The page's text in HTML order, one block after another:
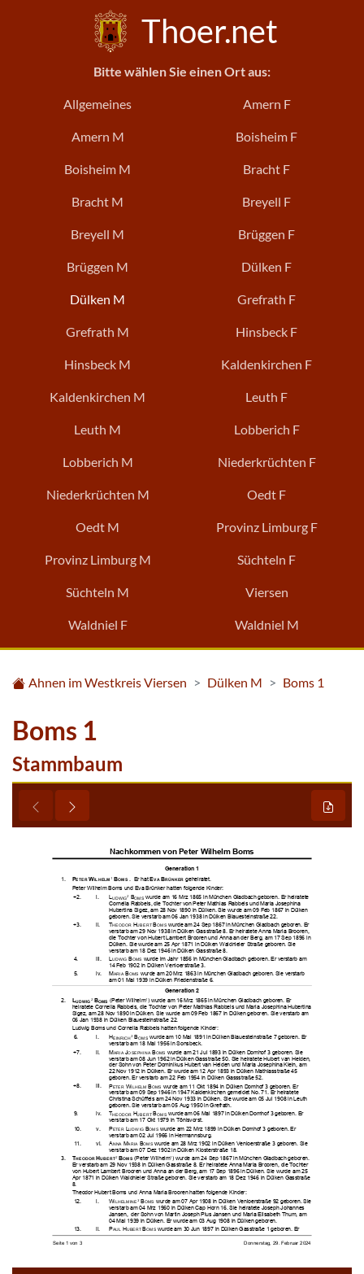
Thoer.net
Bitte wählen Sie einen Ort aus:
Allgemeines Amern F
Amern M Boisheim F
Boisheim M Bracht F
Bracht M Breyell F
Breyell M Brüggen F
Brüggen M Dülken F
Dülken M Grefrath F
Grefrath M Hinsbeck F
Hinsbeck M Kaldenkirchen F
Kaldenkirchen M Leuth F
Leuth M Lobberich F
Lobberich M Niederkrüchten F
Niederkrüchten M Oedt F
Oedt M Provinz Limburg F
Provinz Limburg M Süchteln F
Süchteln M Viersen
Waldniel F Waldniel M
Ahnen im Westkreis Viersen Dülken M Boms 1
Boms 1
Stammbaum
        


           


    



      



   


   




    





     


      





       




      



      


       



      





   




